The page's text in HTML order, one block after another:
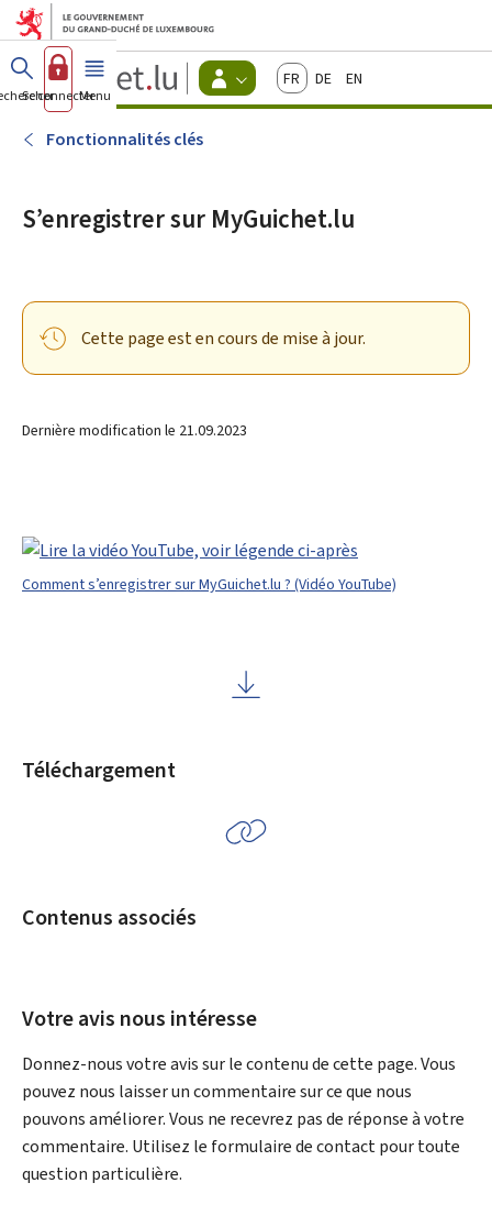
Aller au menu principal
Aller au contenu
Guichet.lu
Changer
d'espace
FrançaisDeutschEnglish
Se connecterMenu principal
Fonctionnalités clés
S’enregistrer sur MyGuichet.lu
Cette page est en cours de mise à jour.
Dernière modification le 21.09.2023
Comment s’enregistrer sur MyGuichet.lu ? (Vidéo YouTube)
Téléchargement
Contenus associés
Votre avis nous intéresse
Donnez-nous votre avis sur le contenu de cette page. Vous
pouvez nous laisser un commentaire sur ce que nous
pouvons améliorer. Vous ne recevrez pas de réponse à votre
commentaire. Utilisez le formulaire de contact pour toute
question particulière.